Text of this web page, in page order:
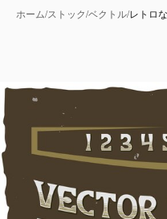
ホーム/ストック/ベクトル/レトロ